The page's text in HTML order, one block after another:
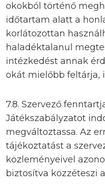
okokból történő
időtartam alatt a
korlátozottan
haladéktalanul
intézkedést annak
okát mielőbb feltárja,
7.8. Szervező
Játékszabályzatot
megváltoztassa. Az
tájékoztatást a
közleményeivel
biztosítva közzéteszi